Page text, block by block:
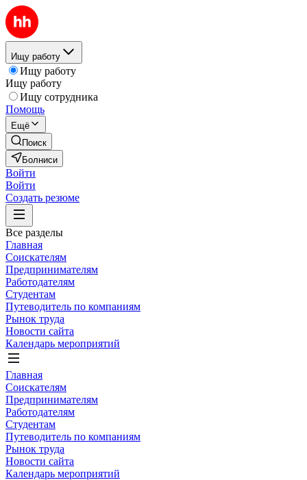
Ищу работу
Ищу работу
Ищу работу
Ищу сотрудника
Помощь
Ещё
Поиск
Болниси
Войти
Войти
Создать резюме
Все разделы
Главная
Соискателям
Предпринимателям
Работодателям
Студентам
Путеводитель по компаниям
Рынок труда
Новости сайта
Календарь мероприятий
Главная
Соискателям
Предпринимателям
Работодателям
Студентам
Путеводитель по компаниям
Рынок труда
Новости сайта
Календарь мероприятий